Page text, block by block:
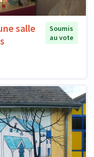
salle
Soumis
au vote